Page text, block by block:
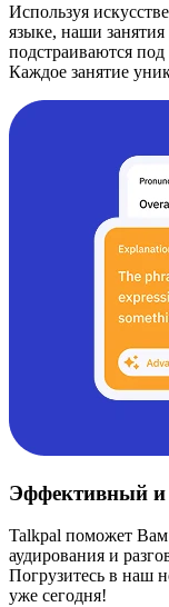
Используя
языке, наши
подстраиваются
Каждое занятие
Эффективный и
Talkpal поможет Вам
аудирования и
Погрузитесь в наш
уже сегодня!